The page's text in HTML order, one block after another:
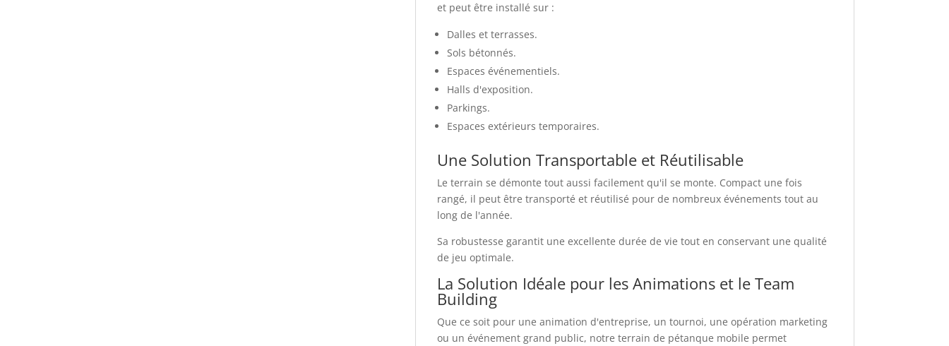
et peut être installé sur :
Dalles et terrasses.
Sols bétonnés.
Espaces événementiels.
Halls d'exposition.
Parkings.
Espaces extérieurs temporaires.
Une Solution Transportable et Réutilisable
Le terrain se démonte tout aussi facilement qu'il se monte. Compact une fois
rangé, il peut être transporté et réutilisé pour de nombreux événements tout au
long de l'année.
Sa robustesse garantit une excellente durée de vie tout en conservant une qualité
de jeu optimale.
La Solution Idéale pour les Animations et le Team
Building
Que ce soit pour une animation d'entreprise, un tournoi, une opération marketing
ou un événement grand public, notre terrain de pétanque mobile permet